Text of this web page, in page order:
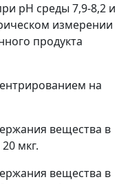
рН среды 7,9-8,2 и
измерении
продукта
на
вещества в
мкг.
вещества в